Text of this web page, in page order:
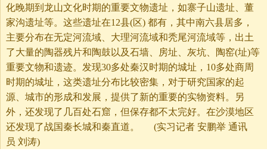
化晚期到龙山文化时期的重要文物遗址，如寨子山遗址、董
家沟遗址等。这些遗址在12县(区) 都有，其中南六县居多，
主要分布在无定河流域、大理河流域和秃尾河流域等，出土
了大量的陶器残片和陶鼓以及石墙、房址、灰坑、陶窑(址)等
重要文物和遗迹。发现30多处秦汉时期的城址，10多处商周
时期的城址，这类遗址分布比较密集，对于研究国家的起
源、城市的形成和发展，提供了新的重要的实物资料。另
外，还发现了几百处石窟，但保存都不太完好。在沙漠地区
还发现了战国秦长城和秦直道。 (实习记者 安鹏举 通讯
员 刘涛)